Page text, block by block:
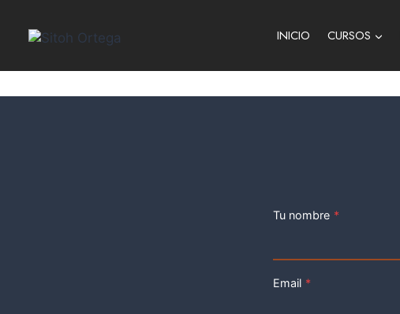
contenido
INICIO CURSOS
Tu nombre *
Email *